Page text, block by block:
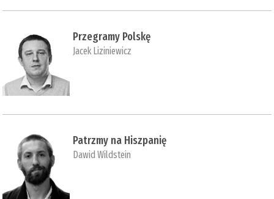
Przegramy Polskę
Jacek Liziniewicz
Patrzmy na Hiszpanię
Dawid Wildstein